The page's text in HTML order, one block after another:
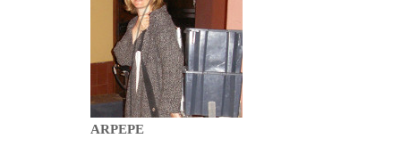
ARPEPE